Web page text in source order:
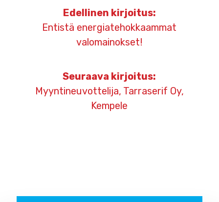
Artikkelien
selaus
Edellinen kirjoitus:
Entistä energiatehokkaammat
valomainokset!
Seuraava kirjoitus:
Myyntineuvottelija, Tarraserif Oy,
Kempele